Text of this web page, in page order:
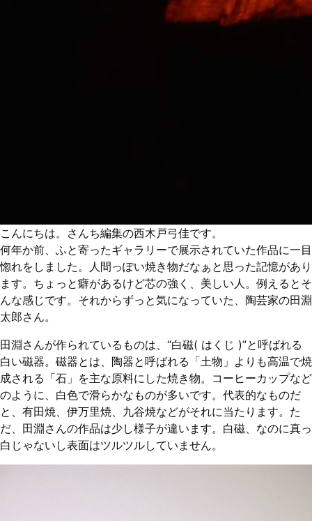
こんにちは。さんち編集の西木戸弓佳です。
何年か前、ふと寄ったギャラリーで展示されていた作品に一目
惚れをしました。人間っぽい焼き物だなぁと思った記憶があり
ます。ちょっと癖があるけど芯の強く、美しい人。例えるとそ
んな感じです。それからずっと気になっていた、陶芸家の田淵
太郎さん。
田淵さんが作られているものは、“白磁( はくじ )”と呼ばれる
白い磁器。磁器とは、陶器と呼ばれる「土物」よりも高温で焼
成される「石」を主な原料にした焼き物。コーヒーカップなど
のように、白色で滑らかなものが多いです。代表的なものだ
と、有田焼、伊万里焼、九谷焼などがそれに当たります。た
だ、田淵さんの作品は少し様子が違います。白磁、なのに真っ
白じゃないし表面はツルツルしていません。